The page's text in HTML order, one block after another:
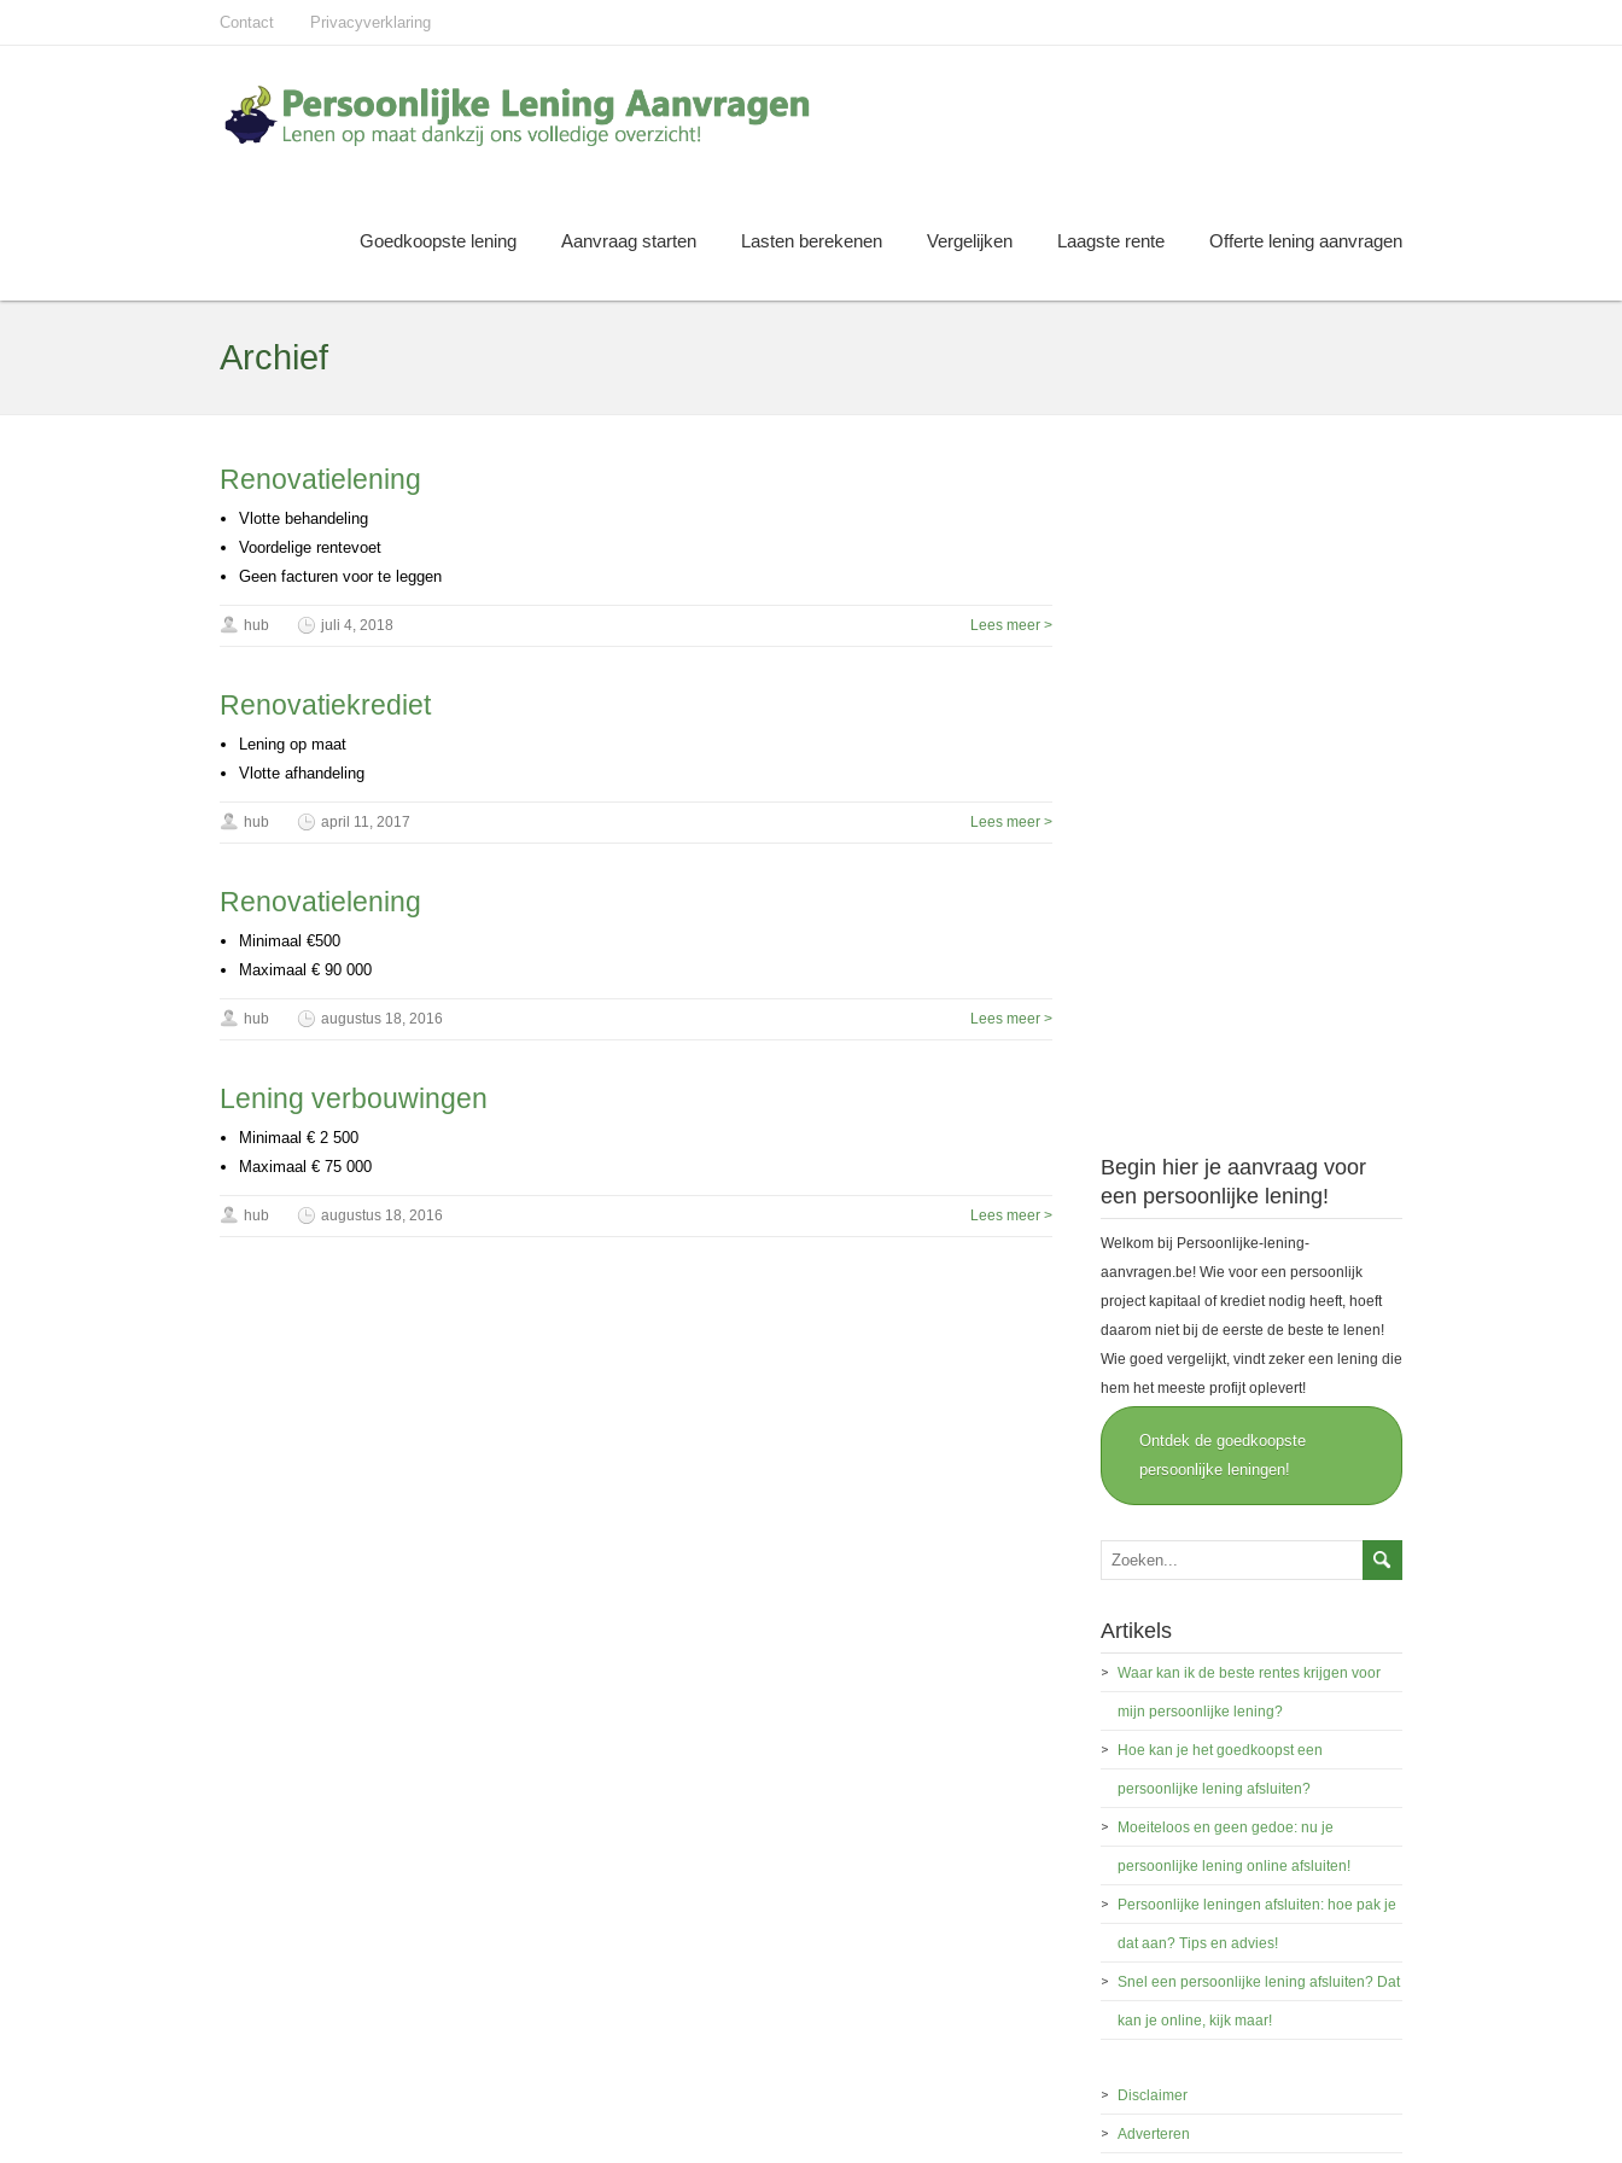
Contact Privacyverklaring
Goedkoopste lening Aanvraag starten Lasten berekenen Vergelijken Laagste rente Offerte lening aanvragen
Archief
Renovatielening
Vlotte behandeling
Voordelige rentevoet
Geen facturen voor te leggen
hub juli 4, 2018 Lees meer >
Renovatiekrediet
Lening op maat
Vlotte afhandeling
hub april 11, 2017 Lees meer >
Renovatielening
Minimaal €500
Maximaal € 90 000
hub augustus 18, 2016 Lees meer >
Lening verbouwingen
Minimaal € 2 500
Maximaal € 75 000
hub augustus 18, 2016 Lees meer >
Begin hier je aanvraag voor
een persoonlijke lening!
Welkom bij Persoonlijke-lening-
aanvragen.be! Wie voor een persoonlijk
project kapitaal of krediet nodig heeft, hoeft
daarom niet bij de eerste de beste te lenen!
Wie goed vergelijkt, vindt zeker een lening die
hem het meeste profijt oplevert!
Ontdek de goedkoopste
persoonlijke leningen!
Artikels
Waar kan ik de beste rentes krijgen voor
mijn persoonlijke lening?
Hoe kan je het goedkoopst een
persoonlijke lening afsluiten?
Moeiteloos en geen gedoe: nu je
persoonlijke lening online afsluiten!
Persoonlijke leningen afsluiten: hoe pak je
dat aan? Tips en advies!
Snel een persoonlijke lening afsluiten? Dat
kan je online, kijk maar!
Disclaimer
Adverteren